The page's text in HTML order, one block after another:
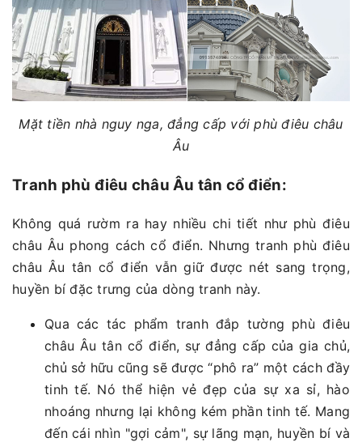
Mặt tiền nhà nguy nga, đẳng cấp với phù điêu châu
Âu
Tranh phù điêu châu Âu tân cổ điển:
Không quá rườm ra hay nhiều chi tiết như phù điêu
châu Âu phong cách cổ điển. Nhưng tranh phù điêu
châu Âu tân cổ điển vẫn giữ được nét sang trọng,
huyền bí đặc trưng của dòng tranh này.
Qua các tác phẩm tranh đắp tường phù điêu
châu Âu tân cổ điển, sự đẳng cấp của gia chủ,
chủ sở hữu cũng sẽ được “phô ra” một cách đầy
tinh tế. Nó thể hiện vẻ đẹp của sự xa sỉ, hào
nhoáng nhưng lại không kém phần tinh tế. Mang
đến cái nhìn "gợi cảm", sự lãng mạn, huyền bí và